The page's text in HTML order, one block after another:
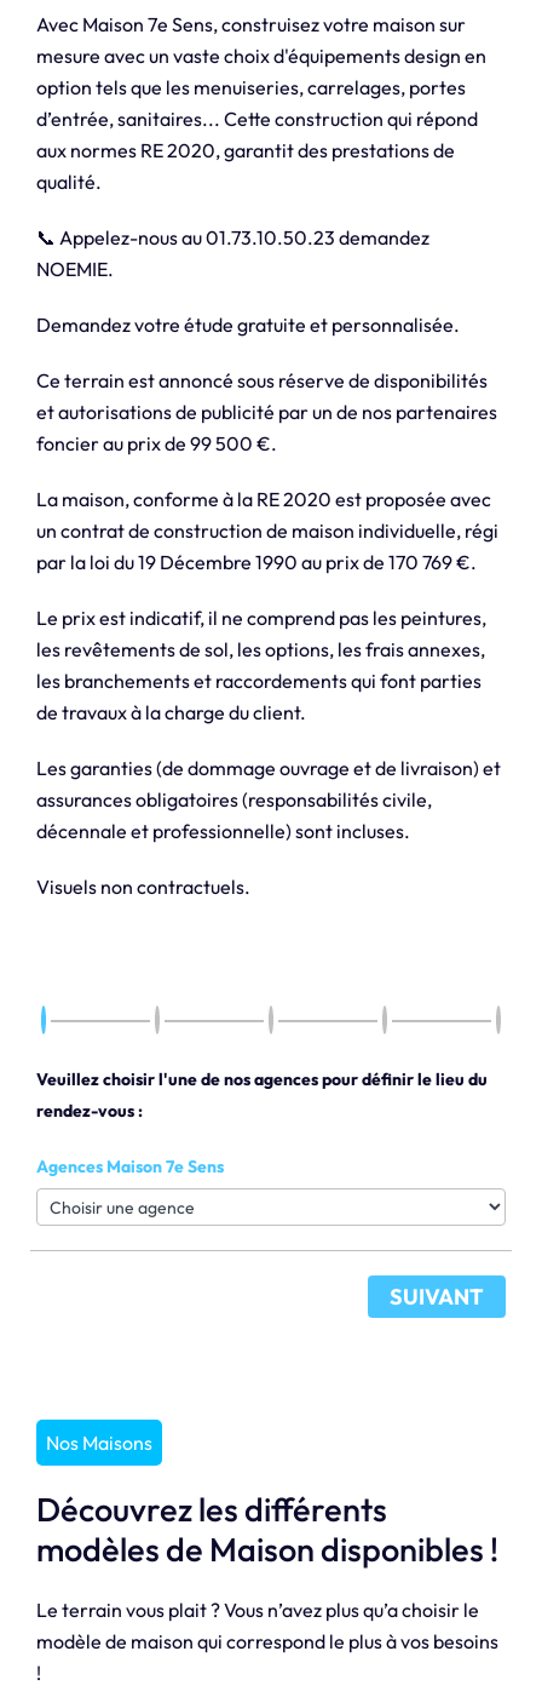
Avec Maison 7e Sens, construisez votre maison sur
mesure avec un vaste choix d'équipements design en
option tels que les menuiseries, carrelages, portes
d’entrée, sanitaires... Cette construction qui répond
aux normes RE 2020, garantit des prestations de
qualité.
📞 Appelez-nous au 01.73.10.50.23 demandez
NOEMIE.
Demandez votre étude gratuite et personnalisée.
Ce terrain est annoncé sous réserve de disponibilités
et autorisations de publicité par un de nos partenaires
foncier au prix de 99 500 €.
La maison, conforme à la RE 2020 est proposée avec
un contrat de construction de maison individuelle, régi
par la loi du 19 Décembre 1990 au prix de 170 769 €.
Le prix est indicatif, il ne comprend pas les peintures,
les revêtements de sol, les options, les frais annexes,
les branchements et raccordements qui font parties
de travaux à la charge du client.
Les garanties (de dommage ouvrage et de livraison) et
assurances obligatoires (responsabilités civile,
décennale et professionnelle) sont incluses.
Visuels non contractuels.
Veuillez choisir l'une de nos agences pour définir le lieu du
rendez-vous :
Agences Maison 7e Sens
SUIVANT
Nos Maisons
Découvrez les différents
modèles de Maison disponibles !
Le terrain vous plait ? Vous n’avez plus qu’a choisir le
modèle de maison qui correspond le plus à vos besoins
!